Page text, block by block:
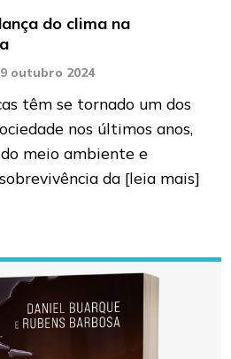
do clima na
outubro 2024
têm se tornado um dos
nos últimos anos,
meio ambiente e
da [leia mais]